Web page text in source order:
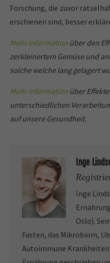
Forschung, die zuvor
erschienen sind, besser
MehrInformation über den
zerkleinertem Gemüse und
solche welche lang gelagert
MehrInformation über
unterschiedlichen
auf unsere Gesundheit.
Inge
Inge
Oslo).
Fasten, das Mikrobiom,
Autoimmune